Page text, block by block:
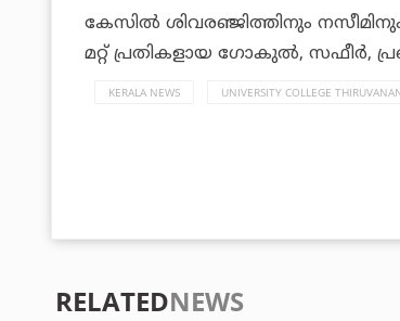
കേസില്‍ ശിവരഞ്ജിത്തിനും നസീമിനും
മറ്റ് പ്രതികളായ ഗോകുല്‍, സഫീര്‍,
KERALA NEWS UNIVERSITY COLLEGE
RELATEDNEWS